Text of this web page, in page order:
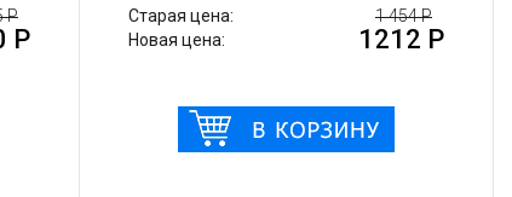
955 Р
830 Р
Старая цена:
1 454 Р
Новая цена:
1212 Р